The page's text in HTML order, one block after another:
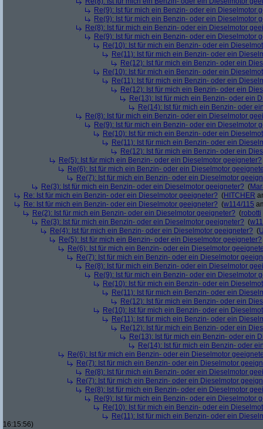
Re(9): Ist für mich ein Benzin- oder ein Dieselmotor
Re(9): Ist für mich ein Benzin- oder ein Dieselmotor
Re(8): Ist für mich ein Benzin- oder ein Dieselmotor
Re(9): Ist für mich ein Benzin- oder ein Dieselmotor
Re(10): Ist für mich ein Benzin- oder ein
Re(11): Ist für mich ein Benzin- oder ein
Re(12): Ist für mich ein Benzin- oder ein
Re(10): Ist für mich ein Benzin- oder ein
Re(11): Ist für mich ein Benzin- oder ein
Re(12): Ist für mich ein Benzin- oder ein
Re(13): Ist für mich ein Benzin- oder ein
Re(14): Ist für mich ein Benzin- oder
Re(8): Ist für mich ein Benzin- oder ein Dieselmotor
Re(9): Ist für mich ein Benzin- oder ein Dieselmotor
Re(10): Ist für mich ein Benzin- oder ein
Re(11): Ist für mich ein Benzin- oder ein
Re(12): Ist für mich ein Benzin- oder ein
Re(5): Ist für mich ein Benzin- oder ein Dieselmotor geeigneter?
Re(6): Ist für mich ein Benzin- oder ein Dieselmotor
Re(7): Ist für mich ein Benzin- oder ein Dieselmotor
Re(3): Ist für mich ein Benzin- oder ein Dieselmotor geeigneter? (
Re: Ist für mich ein Benzin- oder ein Dieselmotor geeigneter? (HITCHER
Re: Ist für mich ein Benzin- oder ein Dieselmotor geeigneter? (w114/115
Re(2): Ist für mich ein Benzin- oder ein Dieselmotor geeigneter? (robotti
Re(3): Ist für mich ein Benzin- oder ein Dieselmotor geeigneter? (
Re(4): Ist für mich ein Benzin- oder ein Dieselmotor geeigneter? (
Re(5): Ist für mich ein Benzin- oder ein Dieselmotor geeigneter?
Re(6): Ist für mich ein Benzin- oder ein Dieselmotor
Re(7): Ist für mich ein Benzin- oder ein Dieselmotor
Re(8): Ist für mich ein Benzin- oder ein Dieselmotor
Re(9): Ist für mich ein Benzin- oder ein Dieselmotor
Re(10): Ist für mich ein Benzin- oder ein
Re(11): Ist für mich ein Benzin- oder ein
Re(12): Ist für mich ein Benzin- oder ein
Re(10): Ist für mich ein Benzin- oder ein
Re(11): Ist für mich ein Benzin- oder ein
Re(12): Ist für mich ein Benzin- oder ein
Re(13): Ist für mich ein Benzin- oder ein
Re(14): Ist für mich ein Benzin- oder
Re(6): Ist für mich ein Benzin- oder ein Dieselmotor
Re(7): Ist für mich ein Benzin- oder ein Dieselmotor
Re(8): Ist für mich ein Benzin- oder ein Dieselmotor
Re(7): Ist für mich ein Benzin- oder ein Dieselmotor
Re(8): Ist für mich ein Benzin- oder ein Dieselmotor
Re(9): Ist für mich ein Benzin- oder ein Dieselmotor
Re(10): Ist für mich ein Benzin- oder ein
Re(11): Ist für mich ein Benzin- oder ein
16:15:56)